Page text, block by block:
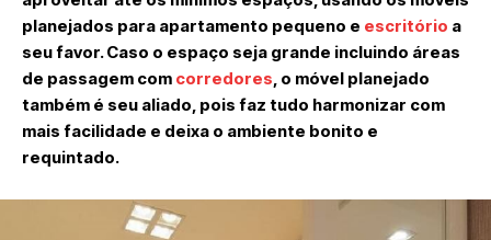
planejados para apartamento pequeno e escritório a
seu favor. Caso o espaço seja grande incluindo áreas
de passagem com corredores, o móvel planejado
também é seu aliado, pois faz tudo harmonizar com
mais facilidade e deixa o ambiente bonito e
requintado.